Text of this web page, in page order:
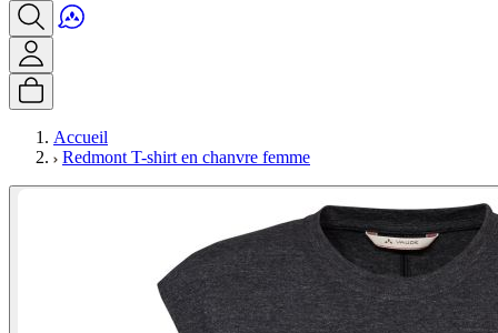
Accueil
Redmont T-shirt en chanvre femme